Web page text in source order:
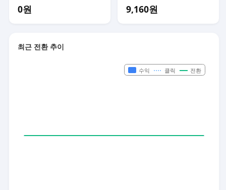
0원 9,160원
최근 전환 추이